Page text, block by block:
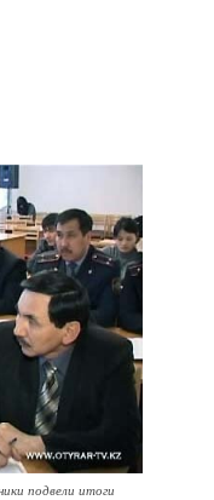
подвели итоги